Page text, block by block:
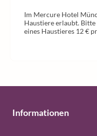
Im Mercure Hotel
Haustiere erlaubt. Bitte
eines Haustieres 12 €
Informationen